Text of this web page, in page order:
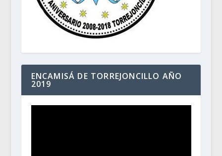
ENCAMISÁ DE TORREJONCILLO AÑO
2019